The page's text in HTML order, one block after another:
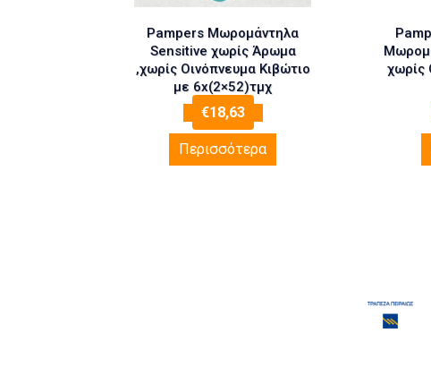
Pampers Μωρομάντηλα
Sensitive χωρίς Άρωμα
,χωρίς Οινόπνευμα Κιβώτιο
με 6x(2×52)τμχ
€18,63
Περισσότερα
χωρίς